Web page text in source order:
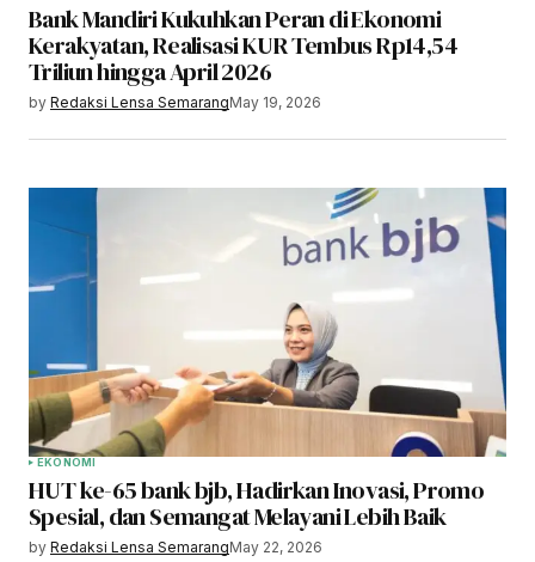
Bank Mandiri Kukuhkan Peran di Ekonomi
Kerakyatan, Realisasi KUR Tembus Rp14,54
Triliun hingga April 2026
by Redaksi Lensa SemarangMay 19, 2026
EKONOMI
HUT ke-65 bank bjb, Hadirkan Inovasi, Promo
Spesial, dan Semangat Melayani Lebih Baik
by Redaksi Lensa SemarangMay 22, 2026